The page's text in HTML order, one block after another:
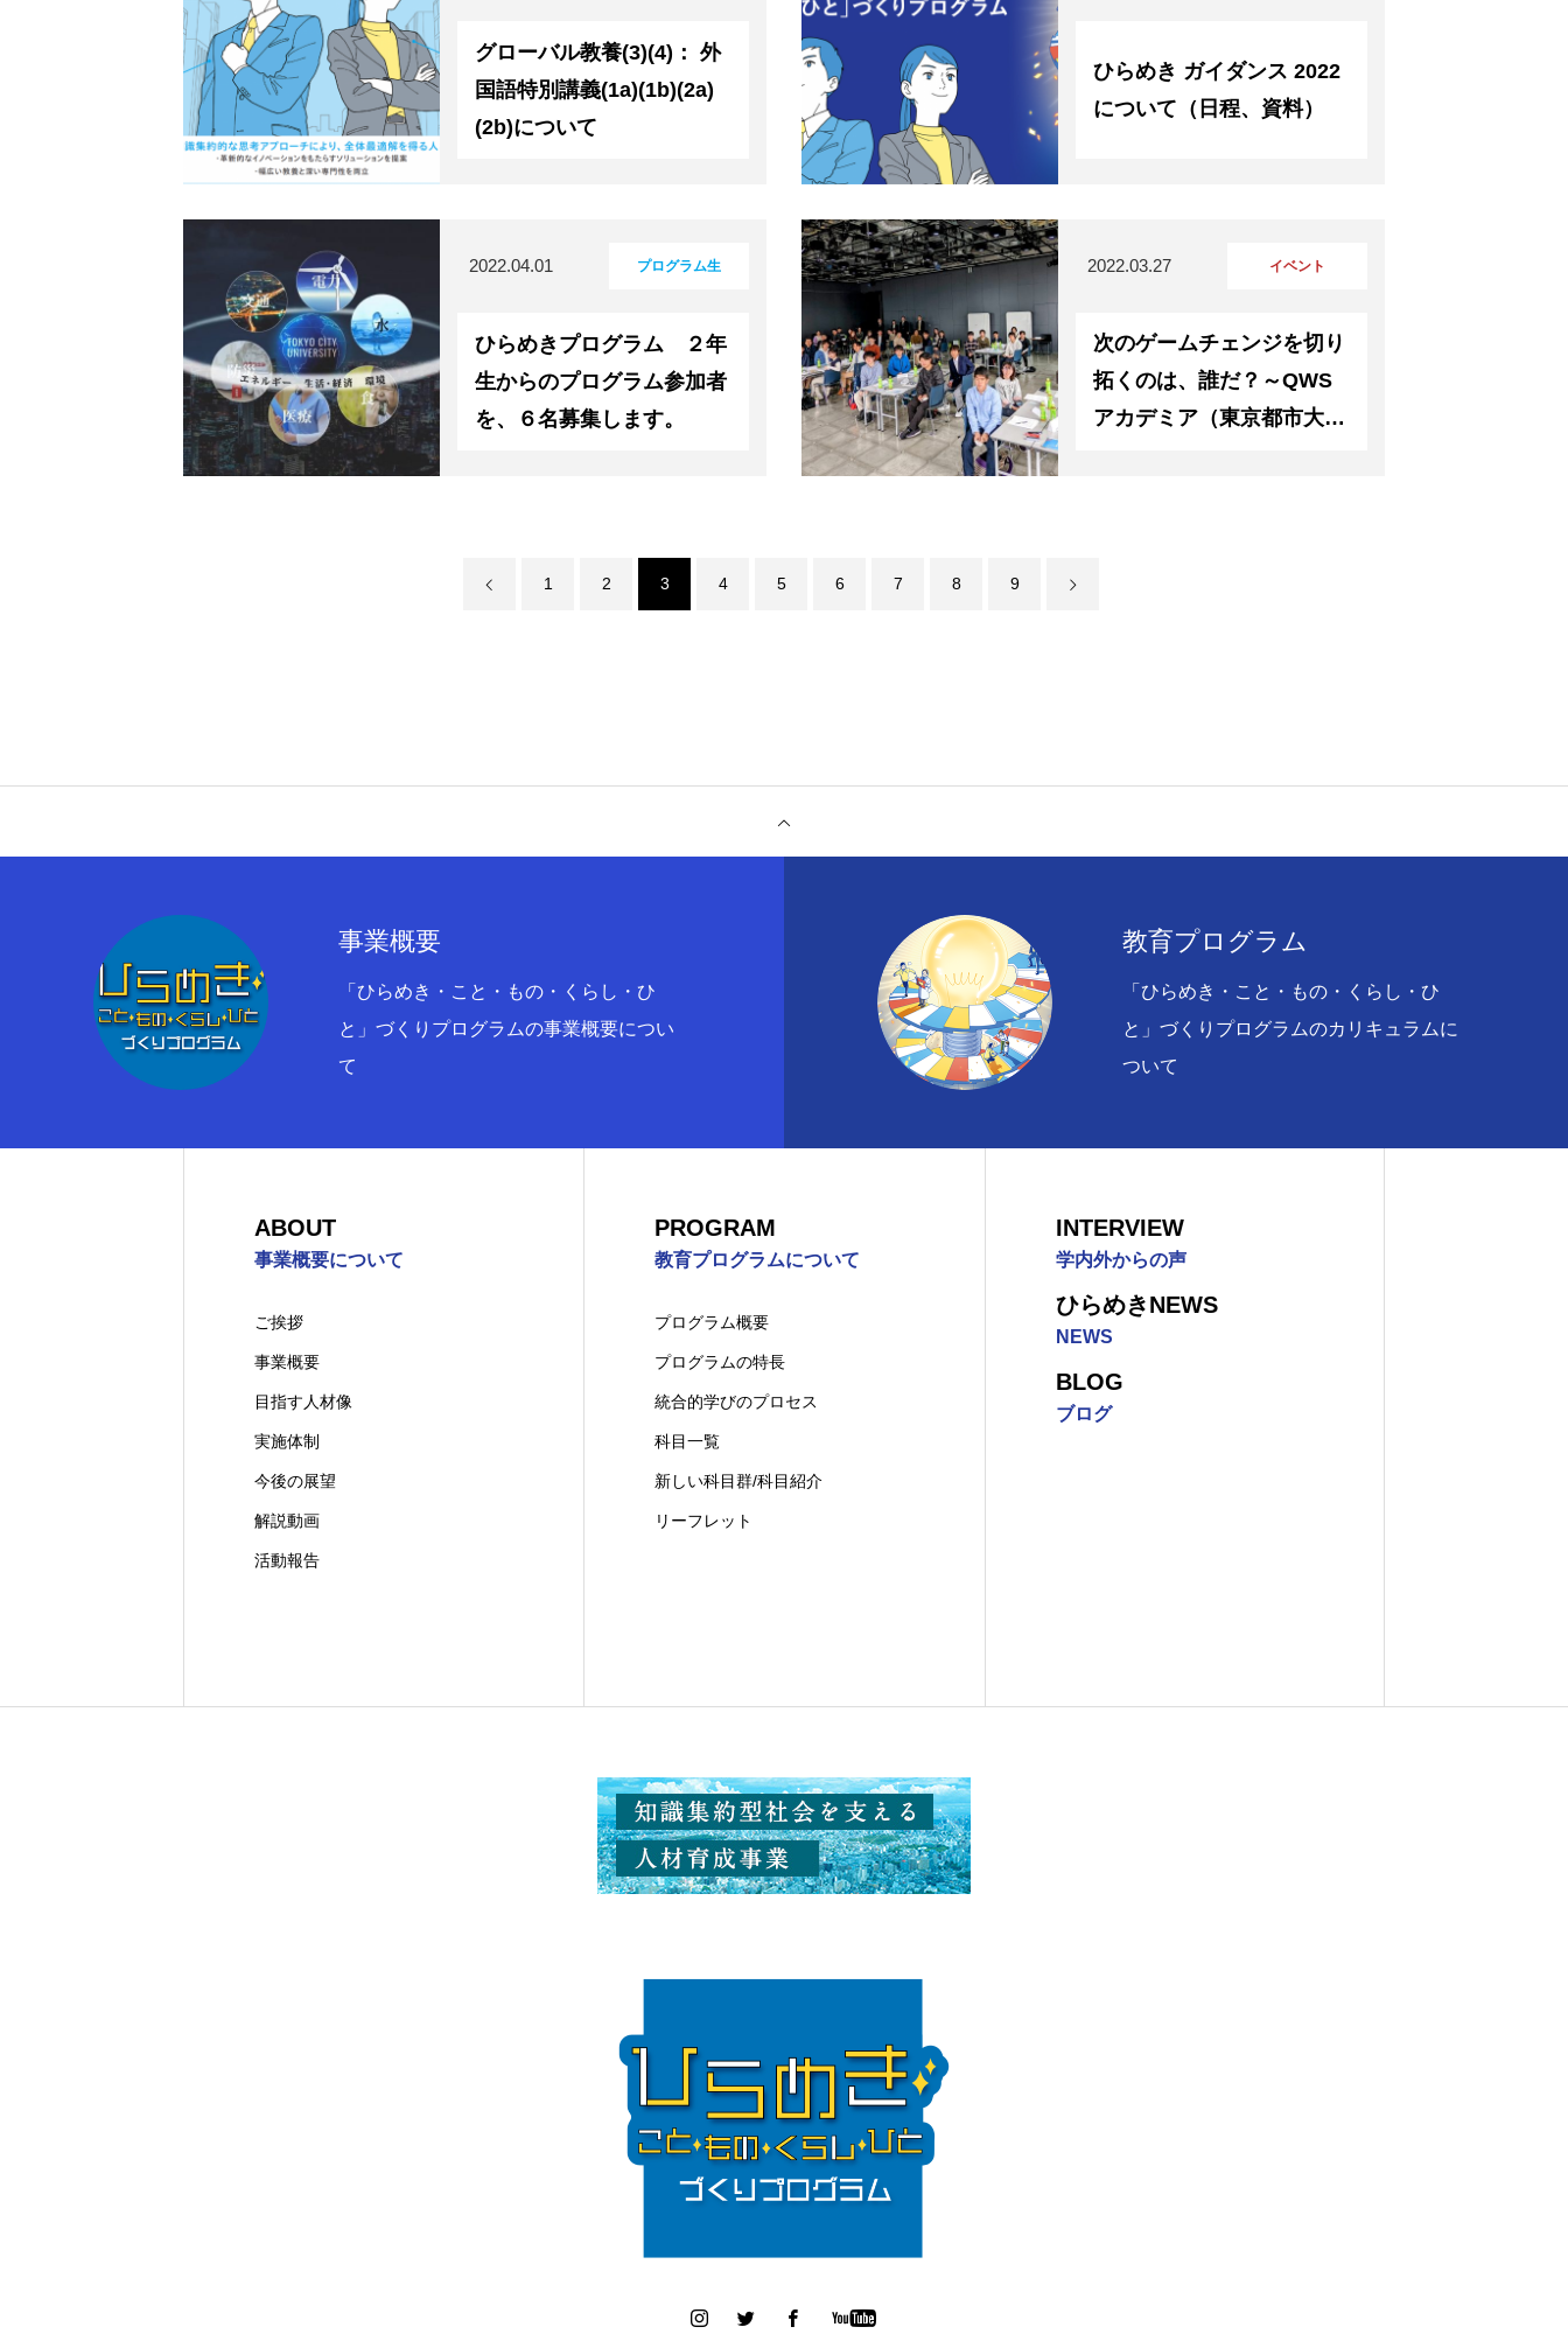
ひらめきNEWS
BLOG ブログ
東京都市大学 理工学部 機械工学科 機械システム工学科 医用工学科 応用化学科 原子力安全工学科 自然科学科
グローバル教養(3)(4)： 外
国語特別講義(1a)(1b)(2a)
(2b)について
ひらめき ガイダンス 2022
について（日程、資料）
プログラム生
ひらめきプログラム ２年
生からのプログラム参加者
を、６名募集します。
2022.04.01 イベント
次のゲームチェンジを切り
拓くのは、誰だ？～QWS
アカデミア（東京都市大
2022.03.27
1 2 3 4 5 6 7 8 9
事業概要
「ひらめき・こと・もの・くらし・ひ
と」づくりプログラムの事業概要につい
て
教育プログラム
「ひらめき・こと・もの・くらし・ひ
と」づくりプログラムのカリキュラムに
ついて
ABOUT
事業概要について
ご挨拶
事業概要
目指す人材像
実施体制
今後の展望
解説動画
活動報告
PROGRAM
教育プログラムについて
プログラム概要
プログラムの特長
統合的学びのプロセス
科目一覧
新しい科目群/科目紹介
リーフレット
INTERVIEW
学内外からの声
ひらめきNEWS
NEWS
BLOG
ブログ